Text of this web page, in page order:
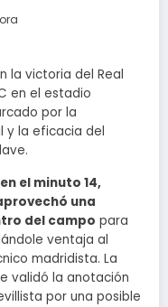
la victoria del Real
en el estadio
por la
y la eficacia del
el minuto 14,
una
del campo para
ventaja al
madridista. La
validó la anotación
por una posible